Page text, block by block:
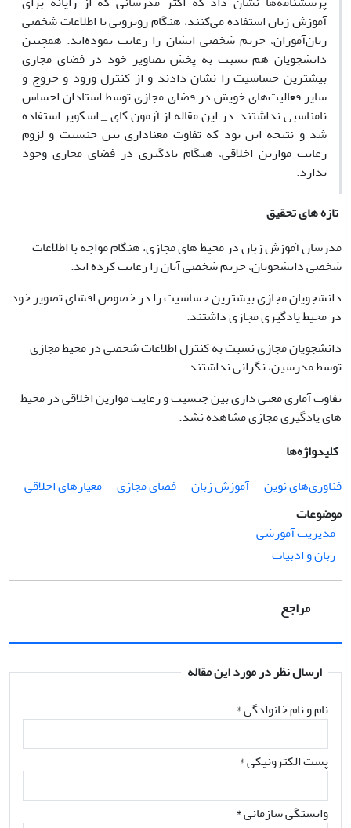
آموزش زبان استفاده می‌کنند، هنگام روبرویی با اطلاعات شخصی
زبان‌آموزان، حریم شخصی ایشان را رعایت نموده‌اند. همچنین
دانشجویان هم نسبت به پخش تصاویر خود در فضای مجازی
بیشترین حساسیت را نشان دادند و از کنترل ورود و خروج و
سایر فعالیت‌های خویش در فضای مجازی توسط استادان احساس
نامناسبی نداشتند. در این مقاله از آزمون کای _ اسکویر استفاده
شد و نتیجه این بود که تفاوت معناداری بین جنسیت و لزوم
رعایت موازین اخلاقی، هنگام یادگیری در فضای مجازی وجود
ندارد.
تازه های تحقیق
مدرسان آموزش زبان در محیط های مجازی، هنگام مواجه با اطلاعات
شخصی دانشجویان، حریم شخصی آنان را رعایت کرده اند.
دانشجویان مجازی بیشترین حساسیت را در خصوص افشای تصویر خود
در محیط یادگیری مجازی داشتند.
دانشجویان مجازی نسبت به کنترل اطلاعات شخصی در محیط مجازی
توسط مدرسین، نگرانی نداشتند.
تفاوت آماری معنی داری بین جنسیت و رعایت موازین اخلاقی در محیط
های یادگیری مجازی مشاهده نشد.
کلیدواژه‌ها
فناوری‌های نوین
آموزش زبان فضای مجازی
معیارهای اخلاقی
موضوعات
مدیریت آموزشی
زبان و ادبیات
مراجع
ارسال نظر در مورد این مقاله
نام و نام خانوادگی*
پست الکترونیکی*
وابستگی سازمانی *